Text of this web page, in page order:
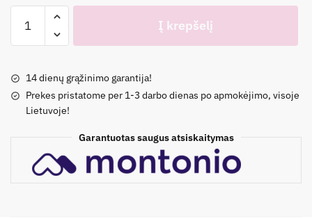
kiekis:
Dviejų
komplektas
'Brundukai'
Į krepšelį
14 dienų grąžinimo garantija!
Prekes pristatome per 1-3 darbo dienas po apmokėjimo, visoje
Lietuvoje!
Garantuotas saugus atsiskaitymas